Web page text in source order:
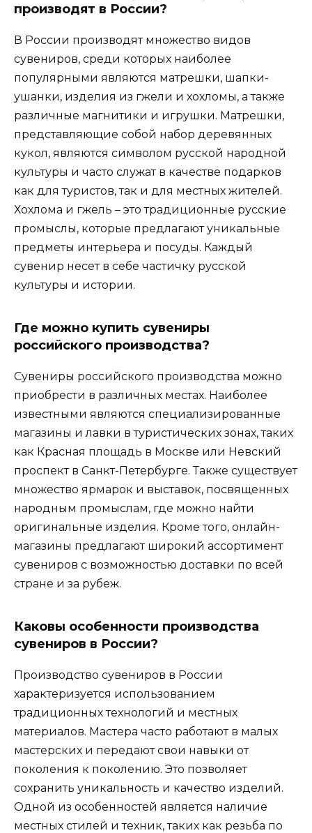
производят в России?
В России производят множество видов
сувениров, среди которых наиболее
популярными являются матрешки, шапки-
ушанки, изделия из гжели и хохломы, а также
различные магнитики и игрушки. Матрешки,
представляющие собой набор деревянных
кукол, являются символом русской народной
культуры и часто служат в качестве подарков
как для туристов, так и для местных жителей.
Хохлома и гжель – это традиционные русские
промыслы, которые предлагают уникальные
предметы интерьера и посуды. Каждый
сувенир несет в себе частичку русской
культуры и истории.
Где можно купить сувениры
российского производства?
Сувениры российского производства можно
приобрести в различных местах. Наиболее
известными являются специализированные
магазины и лавки в туристических зонах, таких
как Красная площадь в Москве или Невский
проспект в Санкт-Петербурге. Также существует
множество ярмарок и выставок, посвященных
народным промыслам, где можно найти
оригинальные изделия. Кроме того, онлайн-
магазины предлагают широкий ассортимент
сувениров с возможностью доставки по всей
стране и за рубеж.
Каковы особенности производства
сувениров в России?
Производство сувениров в России
характеризуется использованием
традиционных технологий и местных
материалов. Мастера часто работают в малых
мастерских и передают свои навыки от
поколения к поколению. Это позволяет
сохранить уникальность и качество изделий.
Одной из особенностей является наличие
местных стилей и техник, таких как резьба по